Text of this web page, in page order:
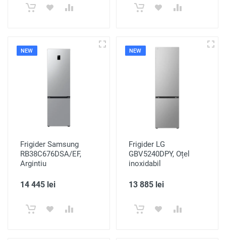
NEW
Frigider Samsung
RB38C676DSA/EF,
Argintiu
14 445 lei
NEW
Frigider LG
GBV5240DPY, Oțel
inoxidabil
13 885 lei